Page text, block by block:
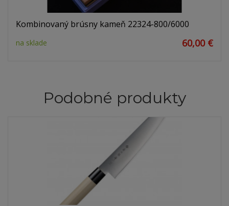
Kombinovaný brúsny kameň 22324-800/6000
na sklade 60,00 €
Podobné produkty